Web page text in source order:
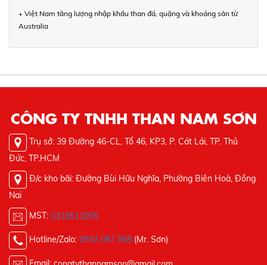
+ Việt Nam tăng lượng nhập khẩu than đá, quặng và khoáng sản từ
Australia
CÔNG TY TNHH THAN NAM SƠN
Trụ sở: 39 Đường 46-CL, Tổ 46, KP3, P. Cát Lái, TP. Thủ
Đức, TP.HCM
Đ/c kho bãi: Đường Bùi Hữu Nghĩa, Phường Biên Hoà, Đồng
Nai
MST: 0318511905
Hotline/Zalo: 0932 087 568 (Mr. Sơn)